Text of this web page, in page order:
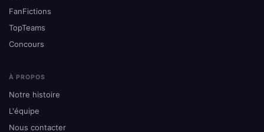
FanFictions
TopTeams
Concours
À PROPOS
Notre histoire
L'équipe
Nous contacter